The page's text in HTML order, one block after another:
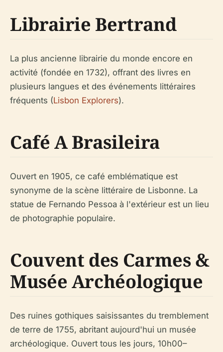
Librairie Bertrand
La plus ancienne librairie du monde encore en
activité (fondée en 1732), offrant des livres en
plusieurs langues et des événements littéraires
fréquents (Lisbon Explorers).
Café A Brasileira
Ouvert en 1905, ce café emblématique est
synonyme de la scène littéraire de Lisbonne. La
statue de Fernando Pessoa à l'extérieur est un lieu
de photographie populaire.
Couvent des Carmes &
Musée Archéologique
Des ruines gothiques saisissantes du tremblement
de terre de 1755, abritant aujourd'hui un musée
archéologique. Ouvert tous les jours, 10h00–